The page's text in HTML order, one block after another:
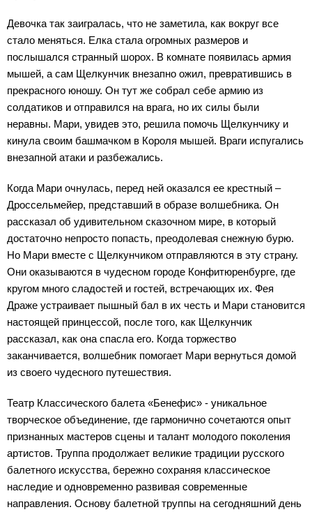
Девочка так заигралась, что не заметила, как вокруг все
стало меняться. Елка стала огромных размеров и
послышался странный шорох. В комнате появилась армия
мышей, а сам Щелкунчик внезапно ожил, превратившись в
прекрасного юношу. Он тут же собрал себе армию из
солдатиков и отправился на врага, но их силы были
неравны. Мари, увидев это, решила помочь Щелкунчику и
кинула своим башмачком в Короля мышей. Враги испугались
внезапной атаки и разбежались.
Когда Мари очнулась, перед ней оказался ее крестный –
Дроссельмейер, представший в образе волшебника. Он
рассказал об удивительном сказочном мире, в который
достаточно непросто попасть, преодолевая снежную бурю.
Но Мари вместе с Щелкунчиком отправляются в эту страну.
Они оказываются в чудесном городе Конфитюренбурге, где
кругом много сладостей и гостей, встречающих их. Фея
Драже устраивает пышный бал в их честь и Мари становится
настоящей принцессой, после того, как Щелкунчик
рассказал, как она спасла его. Когда торжество
заканчивается, волшебник помогает Мари вернуться домой
из своего чудесного путешествия.
Театр Классического балета «Бенефис» - уникальное
творческое объединение, где гармонично сочетаются опыт
признанных мастеров сцены и талант молодого поколения
артистов. Труппа продолжает великие традиции русского
балетного искусства, бережно сохраняя классическое
наследие и одновременно развивая современные
направления. Основу балетной труппы на сегодняшний день